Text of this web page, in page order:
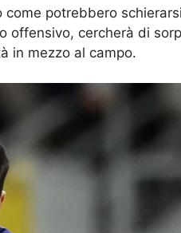
potrebbero
offensivo, cercherà di
in mezzo al campo.